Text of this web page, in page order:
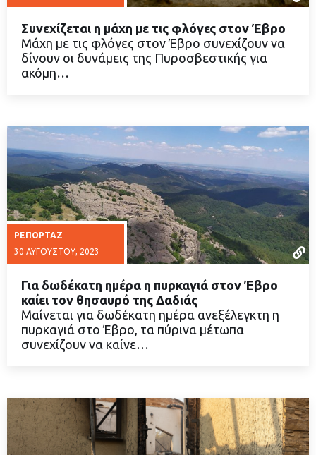
Συνεχίζεται η μάχη με τις φλόγες στον Έβρο
Μάχη με τις φλόγες στον Έβρο συνεχίζουν να
δίνουν οι δυνάμεις της Πυροσβεστικής για
ακόμη…
ΡΕΠΟΡΤΆΖ
30 ΑΥΓΟΎΣΤΟΥ, 2023
ΔΙΑΒΑΣΤΕ ΠΕΡΙΣΣΟΤΕΡΑ
Για δωδέκατη ημέρα η πυρκαγιά στον Έβρο
καίει τον θησαυρό της Δαδιάς
Μαίνεται για δωδέκατη ημέρα ανεξέλεγκτη η
πυρκαγιά στο Έβρο, τα πύρινα μέτωπα
συνεχίζουν να καίνε…